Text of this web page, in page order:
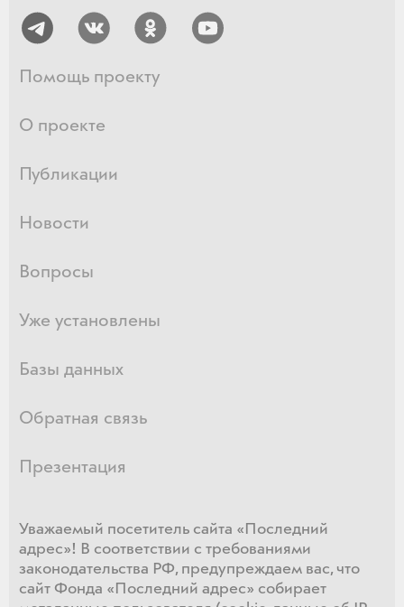
Помощь проекту
О проекте
Публикации
Новости
Вопросы
Уже установлены
Базы данных
Обратная связь
Презентация
Уважаемый посетитель сайта «Последний
адрес»! В соответствии с требованиями
законодательства РФ, предупреждаем вас, что
сайт Фонда «Последний адрес» собирает